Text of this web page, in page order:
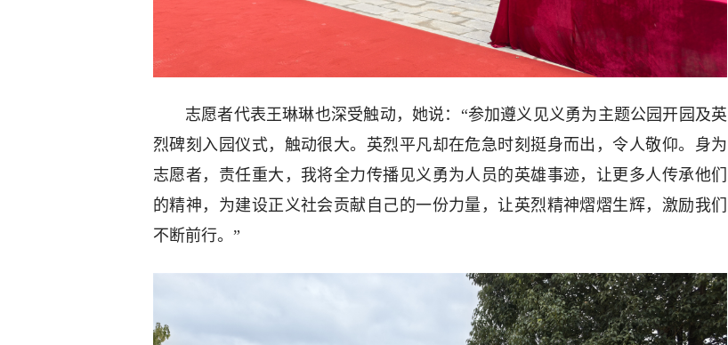
志愿者代表王琳琳也深受触动，她说：“参加遵义见义勇为主题公园开园及英
烈碑刻入园仪式，触动很大。英烈平凡却在危急时刻挺身而出，令人敬仰。身为
志愿者，责任重大，我将全力传播见义勇为人员的英雄事迹，让更多人传承他们
的精神，为建设正义社会贡献自己的一份力量，让英烈精神熠熠生辉，激励我们
不断前行。”